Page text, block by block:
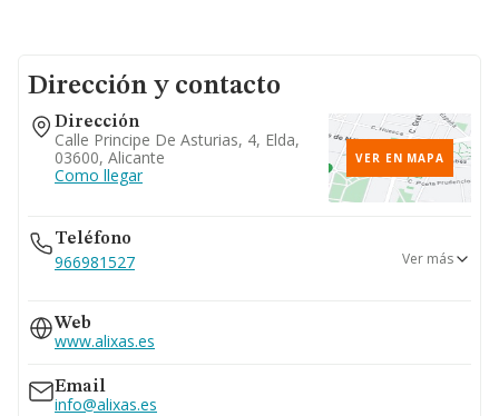
Dirección y contacto
Dirección
Calle Principe De Asturias, 4, Elda,
03600, Alicante
Como llegar
VER EN MAPA
Teléfono
966981527
965380021
Ver más
Web
www.alixas.es
Email
info@alixas.es